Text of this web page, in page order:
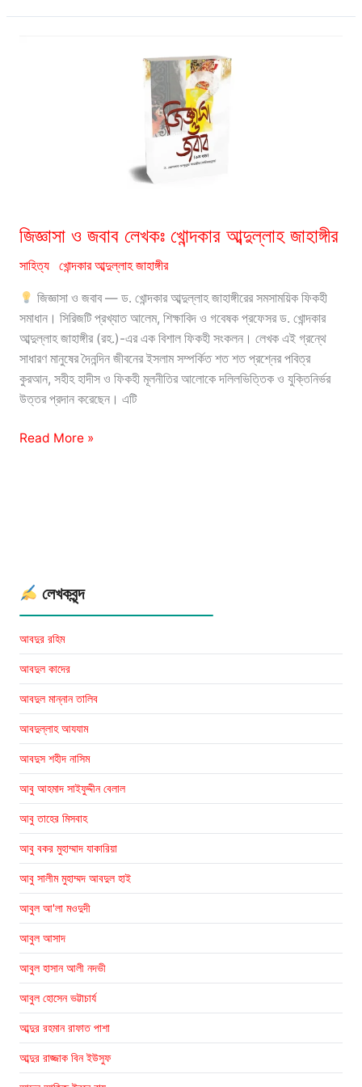
আব্দুল্লাহ
জিজ্ঞাসা ও জবাব লেখকঃ খোন্দকার আব্দুল্লাহ জাহাঙ্গীর
সাহিত্য খোন্দকার আব্দুল্লাহ জাহাঙ্গীর
জিজ্ঞাসা ও জবাব — ড. খোন্দকার আব্দুল্লাহ জাহাঙ্গীরের সমসাময়িক ফিকহী
সমাধান। সিরিজটি প্রখ্যাত আলেম, শিক্ষাবিদ ও গবেষক প্রফেসর ড. খোন্দকার
আব্দুল্লাহ জাহাঙ্গীর (রহ.)-এর এক বিশাল ফিকহী সংকলন। লেখক এই গ্রন্থে
সাধারণ মানুষের দৈনন্দিন জীবনের ইসলাম সম্পর্কিত শত শত প্রশ্নের পবিত্র
কুরআন, সহীহ হাদীস ও ফিকহী মূলনীতির আলোকে দলিলভিত্তিক ও যুক্তিনির্ভর
উত্তর প্রদান করেছেন। এটি
জিজ্ঞাসা
Read More »
লেখকবৃন্দ
আবদুর রহিম
আবদুল কাদের
আবদুল মান্নান তালিব
আবদুল্লাহ আযযাম
আবদুস শহীদ নাসিম
আবু আহমাদ সাইফুদ্দীন বেলাল
আবু তাহের মিসবাহ
আবু বকর মুহাম্মাদ যাকারিয়া
আবু সালীম মুহাম্মদ আবদুল হাই
আবুল আ'লা মওদুদী
আবুল আসাদ
আবুল হাসান আলী নদভী
আবুল হোসেন ভট্টাচার্য
আব্দুর রহমান রাফাত পাশা
আব্দুর রাজ্জাক বিন ইউসুফ